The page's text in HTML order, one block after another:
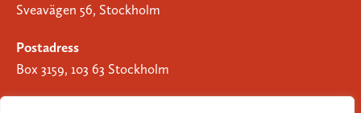
Sveavägen 56, Stockholm
Postadress
Box 3159, 103 63 Stockholm